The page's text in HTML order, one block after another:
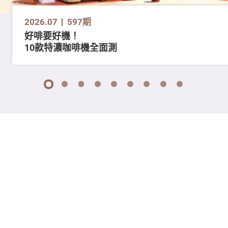
2026.07 597期
好啡要好機！
10款特濃咖啡機全面測
1 2 3 4 5 6 7 8 9